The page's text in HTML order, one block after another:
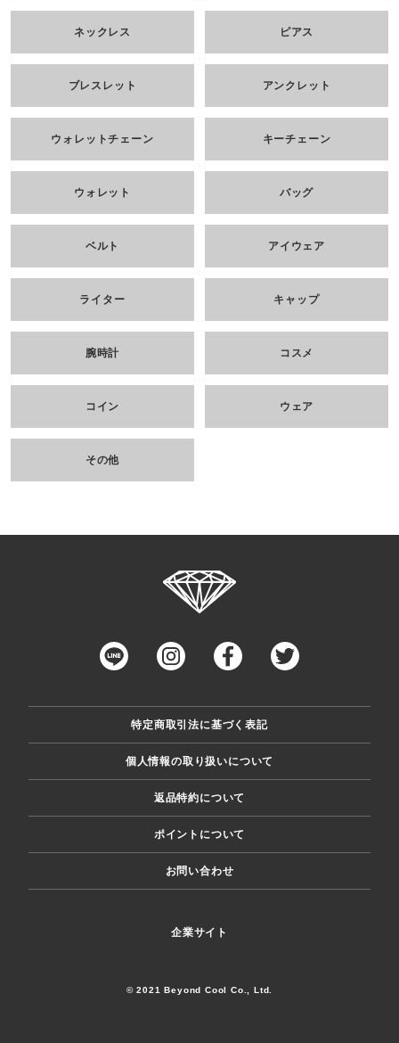
ネックレス ピアス
ブレスレット アンクレット
ウォレットチェーン キーチェーン
ウォレット バッグ
ベルト アイウェア
ライター キャップ
腕時計 コスメ
コイン ウェア
その他
特定商取引法に基づく表記
個人情報の取り扱いについて
返品特約について
ポイントについて
お問い合わせ
企業サイト
© 2021 Beyond Cool Co., Ltd.